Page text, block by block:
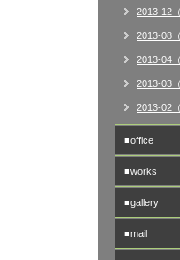
2013-12（
2013-08（
2013-04（
2013-03（
2013-02（
■office
■works
■gallery
■mail